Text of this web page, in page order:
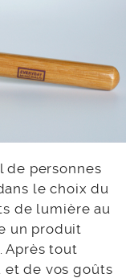
de personnes
le choix du
de lumière au
un produit
Après tout
de vos goûts